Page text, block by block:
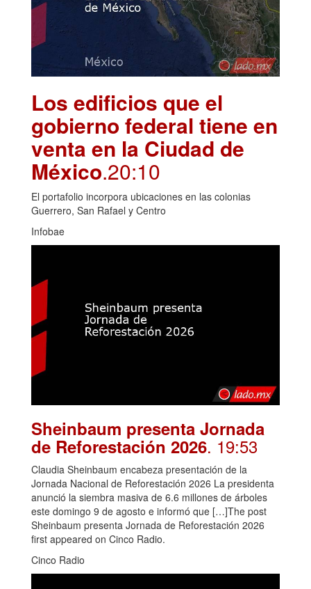
Los edificios que el
gobierno federal tiene en
venta en la Ciudad de
México.20:10
El portafolio incorpora ubicaciones en las colonias
Guerrero, San Rafael y Centro
Infobae
Sheinbaum presenta Jornada
de Reforestación 2026. 19:53
Claudia Sheinbaum encabeza presentación de la
Jornada Nacional de Reforestación 2026 La presidenta
anunció la siembra masiva de 6.6 millones de árboles
este domingo 9 de agosto e informó que […]The post
Sheinbaum presenta Jornada de Reforestación 2026
first appeared on Cinco Radio.
Cinco Radio